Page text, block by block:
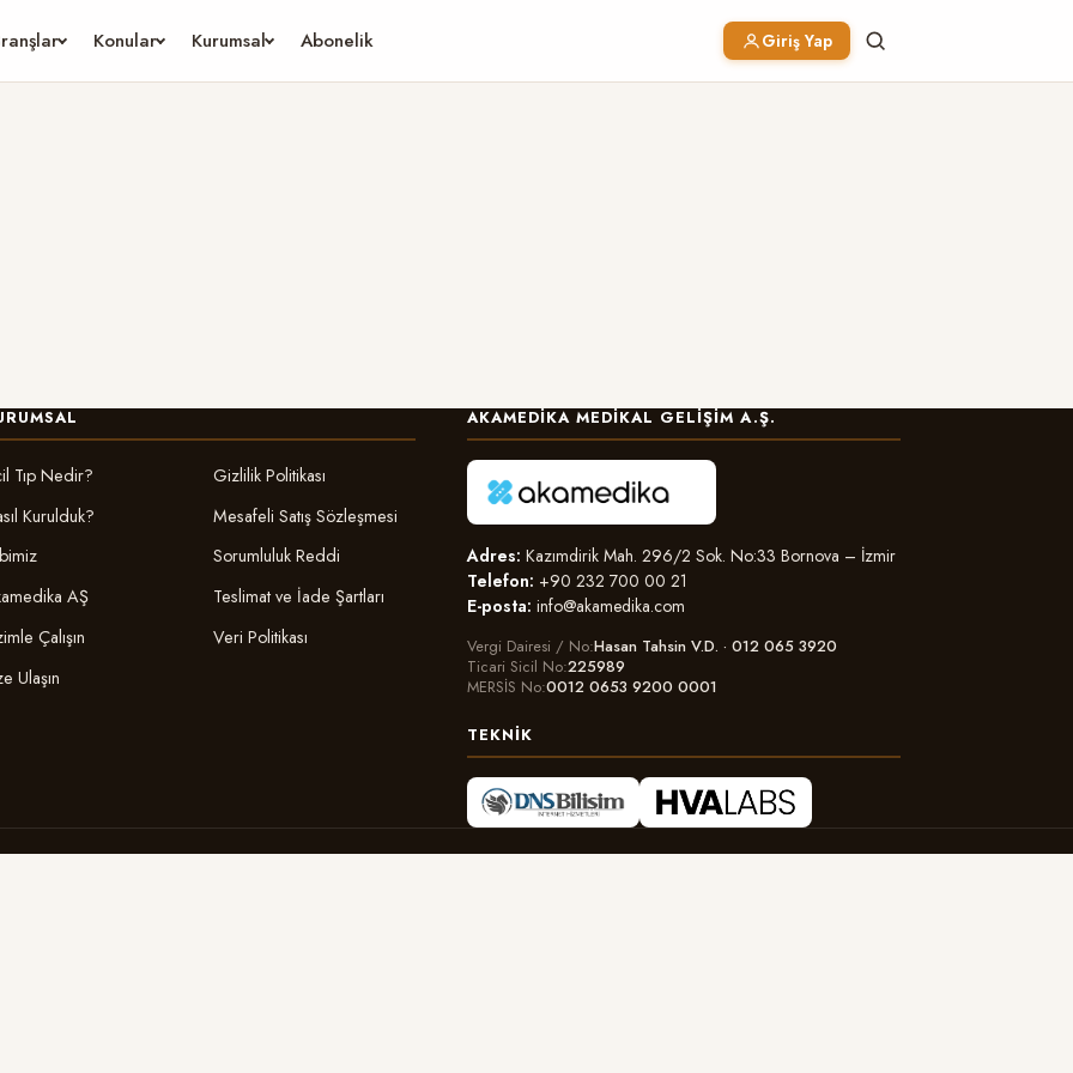
Konular Kurumsal Abonelik Giriş Yap
Tıp Nedir?
Kurulduk?
AŞ
Çalışın
Ulaşın
Gizlilik Politikası
Mesafeli Satış Sözleşmesi
Sorumluluk Reddi
Teslimat ve İade Şartları
Veri Politikası
AKAMEDIKA MEDIKAL GELIŞIM A.Ş.
Adres: Kazımdirik Mah. 296/2 Sok. No:33 Bornova – İzmir
Telefon: +90 232 700 00 21
E-posta: info@akamedika.com
Vergi Dairesi / No Hasan Tahsin V.D. · 012 065 3920
Ticari Sicil No 225989
MERSİS No 0012 0653 9200 0001
TEKNIK